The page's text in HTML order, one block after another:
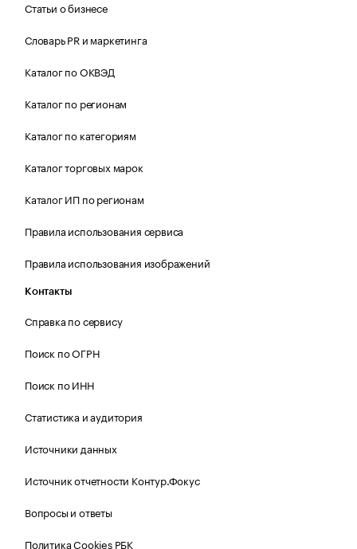
Статьи о бизнесе
Словарь PR и маркетинга
Каталог по ОКВЭД
Каталог по регионам
Каталог по категориям
Каталог торговых марок
Каталог ИП по регионам
Правила использования сервиса
Правила использования изображений
Контакты
Справка по сервису
Поиск по ОГРН
Поиск по ИНН
Статистика и аудитория
Источники данных
Источник отчетности Контур.Фокус
Вопросы и ответы
Политика Cookies РБК